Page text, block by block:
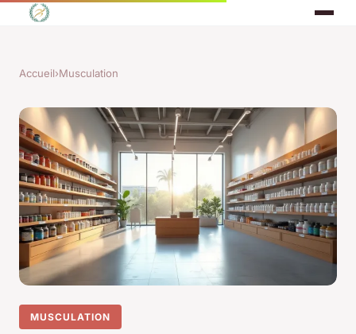
Accueil›Musculation
MUSCULATION